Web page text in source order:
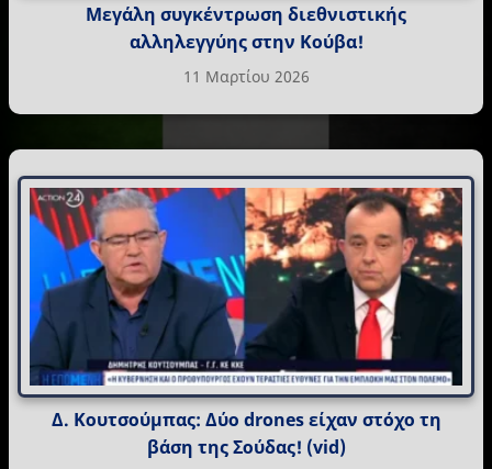
Μεγάλη συγκέντρωση διεθνιστικής
αλληλεγγύης στην Κούβα!
11 Μαρτίου 2026
Δ. Κουτσούμπας: Δύο drones είχαν στόχο τη
βάση της Σούδας! (vid)